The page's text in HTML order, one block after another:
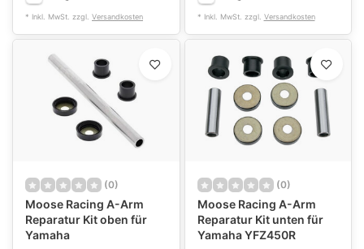
* Inkl. MwSt. zzgl. Versandkosten * Inkl. MwSt. zzgl. Versandkosten
(0)
Moose Racing A-Arm
Reparatur Kit oben für
Yamaha
(0)
Moose Racing A-Arm
Reparatur Kit unten für
Yamaha YFZ450R